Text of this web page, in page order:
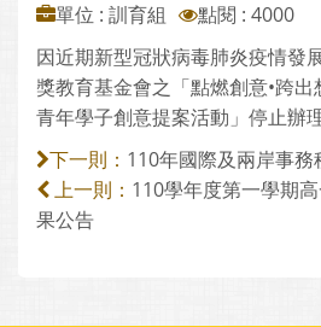
單位 : 訓育組
點閱 : 4000
因近期新型冠狀病毒肺炎疫情發
獎教育基金會之「點燃創意•跨
青年學子創意提案活動」停止辦
下一則： 110年國際及兩岸事務
上一則： 110學年度第一學期
果公告